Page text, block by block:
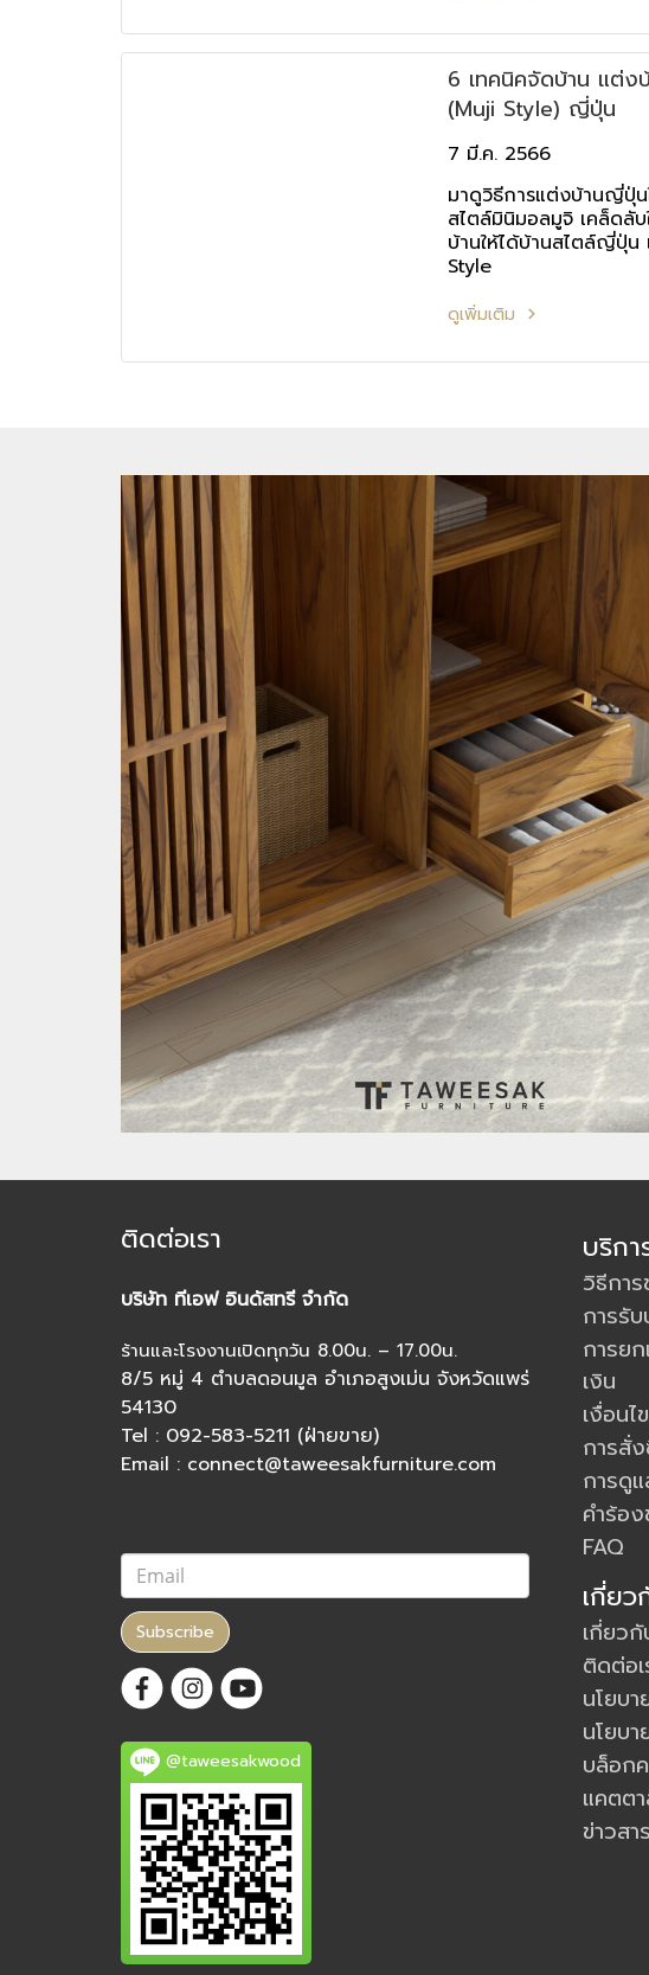
6 เทคนิคจัดบ้าน แต่ง
(Muji Style) ญี่ปุ่น
7 มี.ค. 2566
มาดูวิธีการแต่งบ้านญี่ปุ่น
สไตล์มินิมอลมูจิ เคล็ดลั
บ้านให้ได้บ้านสไตล์ญี่ปุ่น
Style
ดูเพิ่มเติม
ติดต่อเรา
บริษัท ทีเอฟ อินดัสทรี จำกัด
ร้านและโรงงานเปิดทุกวัน 8.00น. – 17.00น.
8/5 หมู่ 4 ตำบลดอนมูล อำเภอสูงเม่น จังหวัดแพร่
54130
Tel : 092-583-5211 (ฝ่ายขาย)
Email : connect@taweesakfurniture.com
Subscribe
@taweesakwood
บริก
วิธีการ
การรั
การย
เงิน
เงื่อน
การสั่
การดู
คำร้อ
FAQ
เกี่ยว
เกี่ยว
ติดต่อเ
นโยบ
นโยบ
บล็อก
แคตต
ข่าวสาร